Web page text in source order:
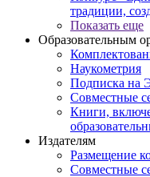
традиции,
Показать еще
Образовательным
Наукометрия
Подписка на
Совместные
Книги,
Издателям
Размещение
Совместные